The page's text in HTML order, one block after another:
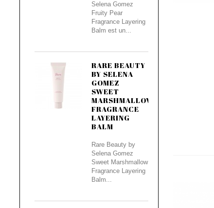
Selena Gomez
Fruity Pear
Fragrance Layering
Balm est un...
RARE BEAUTY
BY SELENA
GOMEZ
SWEET
MARSHMALLOW
FRAGRANCE
LAYERING
BALM
Rare Beauty by
Selena Gomez
Sweet Marshmallow
Fragrance Layering
Balm...